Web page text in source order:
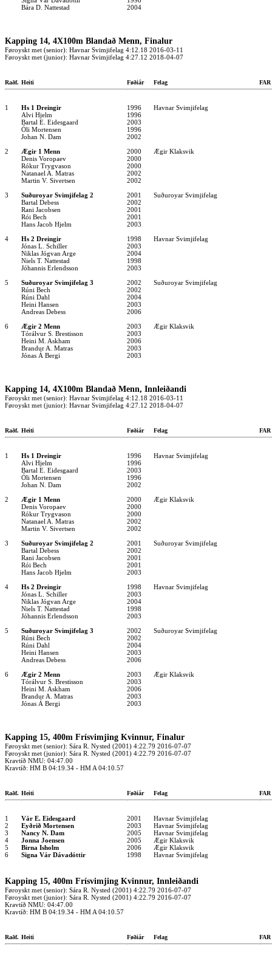
Bára D. Nattestad
2004
Kapping 14, 4X100m Blandað Menn, Finalur
Føroyskt met (senior): Havnar Svimjifelag 4:12.18 2016-03-11
Føroyskt met (junior): Havnar Svimjifelag 4:27.12 2018-04-07
Raðf. Heiti Føðiár Felag FAR
1 Hs 1 Dreingir 1996
Havnar Svimjifelag
Alvi Hjelm
1996
Bartal E. Eidesgaard
2003
Óli Mortensen
1996
Johan N. Dam
2002
2
Ægir 1 Menn 2000
Ægir Klaksvik
Denis Voropaev
2000
Rókur Trygvason
2000
Natanael A. Matras
2002
Martin V. Sivertsen
2002
3
Suðuroyar Svimjifelag 2 2001
Suðuroyar Svimjifelag
Bartal Debess
2002
Rani Jacobsen
2001
Rói Bech
2001
Hans Jacob Hjelm
2003
4
Hs 2 Dreingir 1998
Havnar Svimjifelag
Jónas L. Schiller
2003
Niklas Jógvan Arge
2004
Niels T. Nattestad
1998
Jóhannis Erlendsson
2003
5
Suðuroyar Svimjifelag 3 2002
Suðuroyar Svimjifelag
Rúni Bech
2002
Rúni Dahl
2004
Heini Hansen
2003
Andreas Debess
2006
6
Ægir 2 Menn 2003
Ægir Klaksvik
Tórálvur S. Brestisson
2003
Heini M. Askham
2006
Brandur A. Matras
2003
Jónas Á Bergi
2003
Kapping 14, 4X100m Blandað Menn, Innleiðandi
Føroyskt met (senior): Havnar Svimjifelag 4:12.18 2016-03-11
Føroyskt met (junior): Havnar Svimjifelag 4:27.12 2018-04-07
Raðf. Heiti Føðiár Felag FAR
1 Hs 1 Dreingir 1996
Havnar Svimjifelag
Alvi Hjelm
1996
Bartal E. Eidesgaard
2003
Óli Mortensen
1996
Johan N. Dam
2002
2
Ægir 1 Menn 2000
Ægir Klaksvik
Denis Voropaev
2000
Rókur Trygvason
2000
Natanael A. Matras
2002
Martin V. Sivertsen
2002
3
Suðuroyar Svimjifelag 2 2001
Suðuroyar Svimjifelag
Bartal Debess
2002
Rani Jacobsen
2001
Rói Bech
2001
Hans Jacob Hjelm
2003
4
Hs 2 Dreingir 1998
Havnar Svimjifelag
Jónas L. Schiller
2003
Niklas Jógvan Arge
2004
Niels T. Nattestad
1998
Jóhannis Erlendsson
2003
5
Suðuroyar Svimjifelag 3 2002
Suðuroyar Svimjifelag
Rúni Bech
2002
Rúni Dahl
2004
Heini Hansen
2003
Andreas Debess
2006
6
Ægir 2 Menn 2003
Ægir Klaksvik
Tórálvur S. Brestisson
2003
Heini M. Askham
2006
Brandur A. Matras
2003
Jónas Á Bergi
2003
Kapping 15, 400m Frísvimjing Kvinnur, Finalur
Føroyskt met (senior): Sára R. Nysted (2001) 4:22.79 2016-07-07
Føroyskt met (junior): Sára R. Nysted (2001) 4:22.79 2016-07-07
Kravtíð NMU: 04:47.00
Kravtíð: HM B 04:19.34 - HM A 04:10.57
Raðf. Heiti Føðiár Felag FAR
1 Vár E. Eidesgaard 2001
Havnar Svimjifelag
2
Eyðrið Mortensen 2003
Havnar Svimjifelag
3
Nancy N. Dam 2005
Havnar Svimjifelag
4
Jonna Joensen 2005
Ægir Klaksvik
5
Birna Isholm 2006
Ægir Klaksvik
6
Signa Vár Dávadóttir 1998 Havnar Svimjifelag
Kapping 15, 400m Frísvimjing Kvinnur, Innleiðandi
Føroyskt met (senior): Sára R. Nysted (2001) 4:22.79 2016-07-07
Føroyskt met (junior): Sára R. Nysted (2001) 4:22.79 2016-07-07
Kravtíð NMU: 04:47.00
Kravtíð: HM B 04:19.34 - HM A 04:10.57
Raðf. Heiti Føðiár Felag FAR